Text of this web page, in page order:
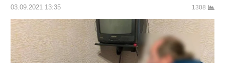
03.09.2021 13:35 1308